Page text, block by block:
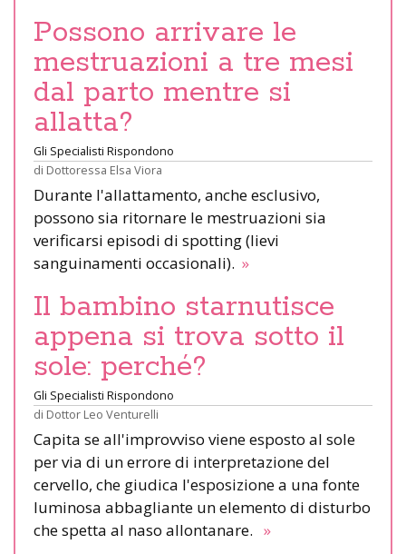
Possono arrivare le
mestruazioni a tre mesi
dal parto mentre si
allatta?
Gli Specialisti Rispondono
di Dottoressa Elsa Viora
Durante l'allattamento, anche esclusivo,
possono sia ritornare le mestruazioni sia
verificarsi episodi di spotting (lievi
sanguinamenti occasionali). »
Il bambino starnutisce
appena si trova sotto il
sole: perché?
Gli Specialisti Rispondono
di Dottor Leo Venturelli
Capita se all'improvviso viene esposto al sole
per via di un errore di interpretazione del
cervello, che giudica l'esposizione a una fonte
luminosa abbagliante un elemento di disturbo
che spetta al naso allontanare. »